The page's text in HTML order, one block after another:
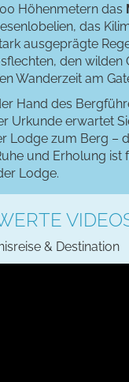
Höhenmetern das
das
ausgeprägte
den
Wanderzeit am
Hand des
Urkunde erwartet
Lodge zum Berg –
und Erholung ist
Lodge.
& Destination